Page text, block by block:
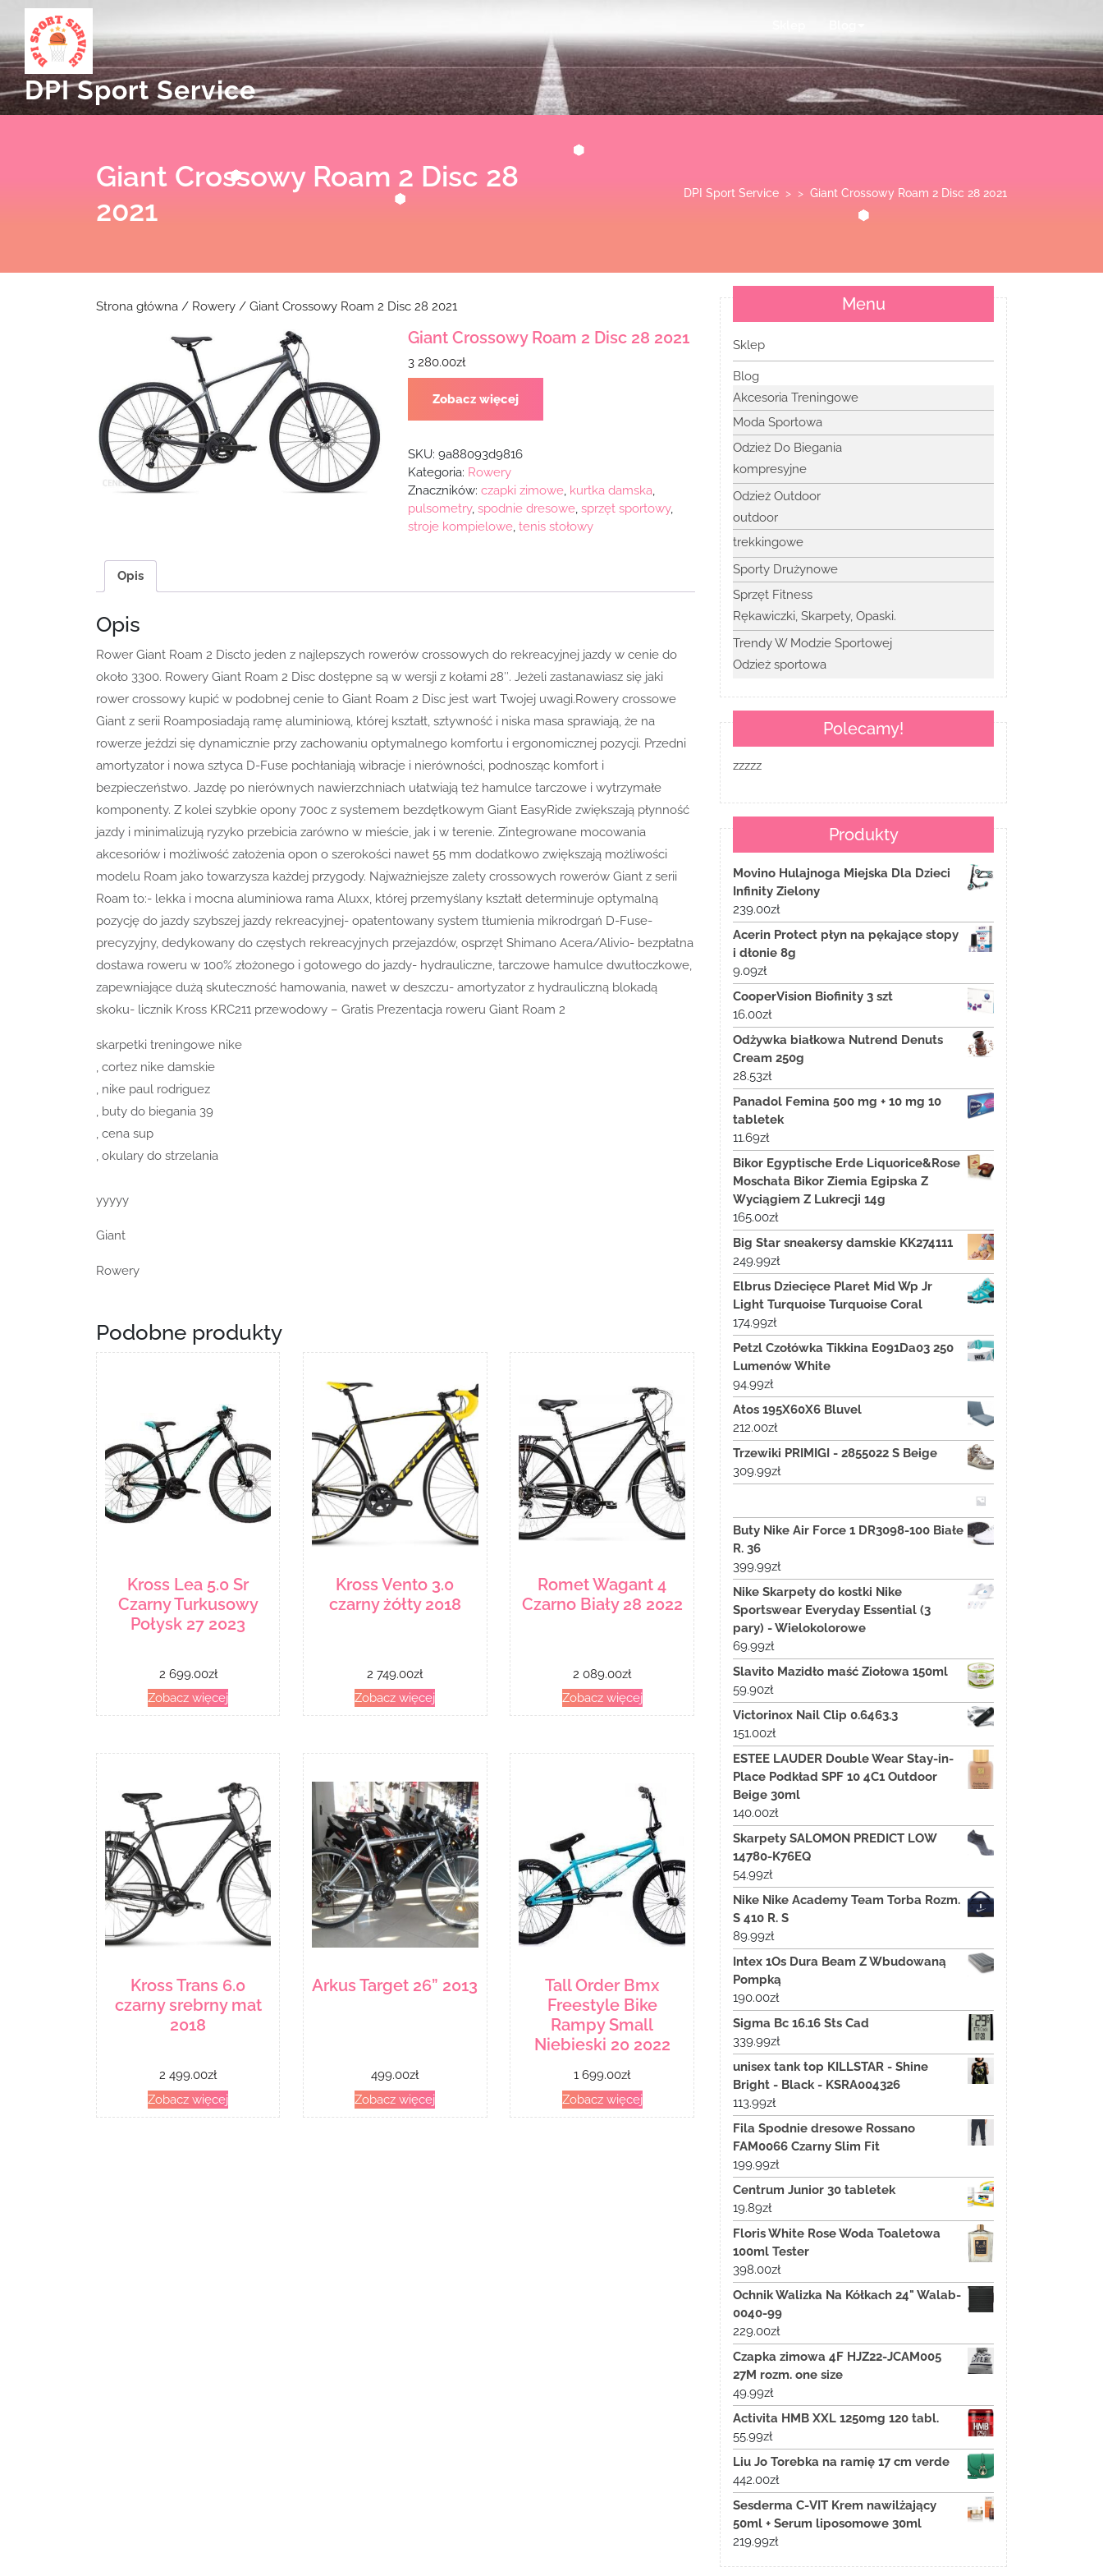
content
DPI Sport Service
Giant Crossowy Roam 2 Disc 28
2021
DPI Sport Service > > Giant Crossowy Roam 2 Disc 28 2021
Strona główna / Rowery / Giant Crossowy Roam 2 Disc 28 2021
Giant Crossowy Roam 2 Disc 28 2021
3 280.00zł
Zobacz więcej
SKU: 9a88093d9816
Kategoria: Rowery
Znaczników: czapki zimowe, kurtka damska
pulsometry, spodnie dresowe, sprzęt sportowy,
stroje kompielowe, tenis stołowy
Opis
Opis
Rower Giant Roam 2 Discto jeden z najlepszych rowerów crossowych do rekreacyjnej jazdy w cenie do
około 3300. Rowery Giant Roam 2 Disc dostępne są w wersji z kołami 28″. Jeżeli zastanawiasz się jaki
rower crossowy kupić w podobnej cenie to Giant Roam 2 Disc jest wart Twojej uwagi.Rowery crossowe
Giant z serii Roamposiadają ramę aluminiową, której kształt, sztywność i niska masa sprawiają, że na
rowerze jeździ się dynamicznie przy zachowaniu optymalnego komfortu i ergonomicznej pozycji. Przedni
amortyzator i nowa sztyca D-Fuse pochłaniają wibracje i nierówności, podnosząc komfort i
bezpieczeństwo. Jazdę po nierównych nawierzchniach ułatwiają też hamulce tarczowe i wytrzymałe
komponenty. Z kolei szybkie opony 700c z systemem bezdętkowym Giant EasyRide zwiększają płynność
jazdy i minimalizują ryzyko przebicia zarówno w mieście, jak i w terenie. Zintegrowane mocowania
akcesoriów i możliwość założenia opon o szerokości nawet 55 mm dodatkowo zwiększają możliwości
modelu Roam jako towarzysza każdej przygody. Najważniejsze zalety crossowych rowerów Giant z serii
Roam to:- lekka i mocna aluminiowa rama Aluxx, której przemyślany kształt determinuje optymalną
pozycję do jazdy szybszej jazdy rekreacyjnej- opatentowany system tłumienia mikrodrgań D-Fuse-
precyzyjny, dedykowany do częstych rekreacyjnych przejazdów, osprzęt Shimano Acera/Alivio- bezpłatna
dostawa roweru w 100% złożonego i gotowego do jazdy- hydrauliczne, tarczowe hamulce dwutłoczkowe,
zapewniające dużą skuteczność hamowania, nawet w deszczu- amortyzator z hydrauliczną blokadą
skoku- licznik Kross KRC211 przewodowy – Gratis Prezentacja roweru Giant Roam 2
skarpetki treningowe nike
, cortez nike damskie
, nike paul rodriguez
, buty do biegania 39
, cena sup
, okulary do strzelania
yyyyy
Giant
Rowery
Podobne produkty
Kross Lea 5.0 Sr
Czarny Turkusowy
Połysk 27 2023
2 699.00zł
Zobacz więcej
Kross Vento 3.0
czarny żółty 2018
2 749.00zł
Zobacz więcej
Romet Wagant 4
Czarno Biały 28 2022
2 089.00zł
Zobacz więcej
Kross Trans 6.0
czarny srebrny mat
2018
2 499.00zł
Zobacz więcej
Arkus Target 26” 2013
499.00zł
Zobacz więcej
Tall Order Bmx
Freestyle Bike
Rampy Small
Niebieski 20 2022
1 699.00zł
Zobacz więcej
Menu
Sklep
Blog
Akcesoria Treningowe
Moda Sportowa
Odzież Do Biegania
kompresyjne
Odzież Outdoor
outdoor
trekkingowe
Sporty Drużynowe
Sprzęt Fitness
Rękawiczki, Skarpety, Opaski.
Trendy W Modzie Sportowej
Odzież sportowa
Polecamy!
zzzzz
Produkty
Movino Hulajnoga Miejska Dla Dzieci
Infinity Zielony
239.00zł
Acerin Protect płyn na pękające stopy
i dłonie 8g
9.09zł
CooperVision Biofinity 3 szt
16.00zł
Odżywka białkowa Nutrend Denuts
Cream 250g
28.53zł
Panadol Femina 500 mg + 10 mg 10
tabletek
11.69zł
Bikor Egyptische Erde Liquorice&Rose
Moschata Bikor Ziemia Egipska Z
Wyciągiem Z Lukrecji 14g
165.00zł
Big Star sneakersy damskie KK274111
249.99zł
Elbrus Dziecięce Plaret Mid Wp Jr
Light Turquoise Turquoise Coral
174.99zł
Petzl Czołówka Tikkina E091Da03 250
Lumenów White
94.99zł
Atos 195X60X6 Bluvel
212.00zł
Trzewiki PRIMIGI - 2855022 S Beige
309.99zł
Buty Nike Air Force 1 DR3098-100 Białe
R. 36
399.99zł
Nike Skarpety do kostki Nike
Sportswear Everyday Essential (3
pary) - Wielokolorowe
69.99zł
Slavito Mazidło maść Ziołowa 150ml
59.90zł
Victorinox Nail Clip 0.6463.3
151.00zł
ESTEE LAUDER Double Wear Stay-in-
Place Podkład SPF 10 4C1 Outdoor
Beige 30ml
140.00zł
Skarpety SALOMON PREDICT LOW
14780-K76EQ
54.99zł
Nike Nike Academy Team Torba Rozm.
S 410 R. S
89.99zł
Intex 1Os Dura Beam Z Wbudowaną
Pompką
190.00zł
Sigma Bc 16.16 Sts Cad
339.99zł
unisex tank top KILLSTAR - Shine
Bright - Black - KSRA004326
113.99zł
Fila Spodnie dresowe Rossano
FAM0066 Czarny Slim Fit
199.99zł
Centrum Junior 30 tabletek
19.89zł
Floris White Rose Woda Toaletowa
100ml Tester
398.00zł
Ochnik Walizka Na Kółkach 24" Walab-
0040-99
229.00zł
Czapka zimowa 4F HJZ22-JCAM005
27M rozm. one size
49.99zł
Activita HMB XXL 1250mg 120 tabl.
55.99zł
Liu Jo Torebka na ramię 17 cm verde
442.00zł
Sesderma C-VIT Krem nawilżający
50ml + Serum liposomowe 30ml
219.99zł